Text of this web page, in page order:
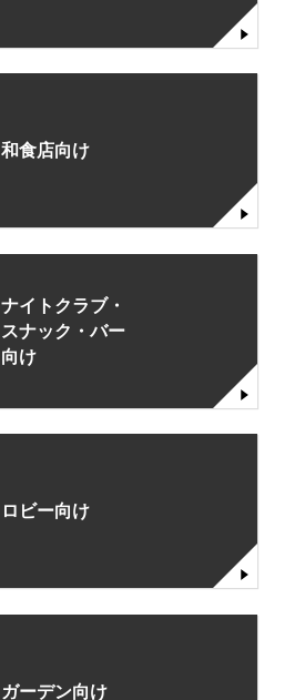
和食店向け
ナイトクラブ・
スナック・バー
向け
ロビー向け
ガーデン向け